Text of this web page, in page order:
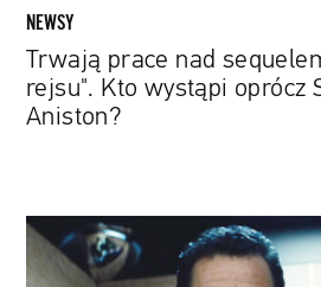
Aniston?
NEWSY
Trwają prace nad
rejsu". Kto wystąpi oprócz
Aniston?
Adam
Sandler